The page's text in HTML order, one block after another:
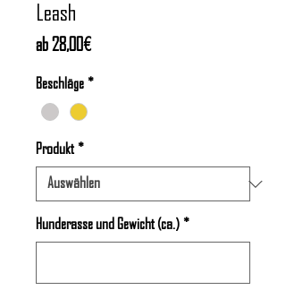
Leash
ab 28,00€Sale-
Beschläge *
Produkt *
Hunderasse und Gewicht (ca.) *